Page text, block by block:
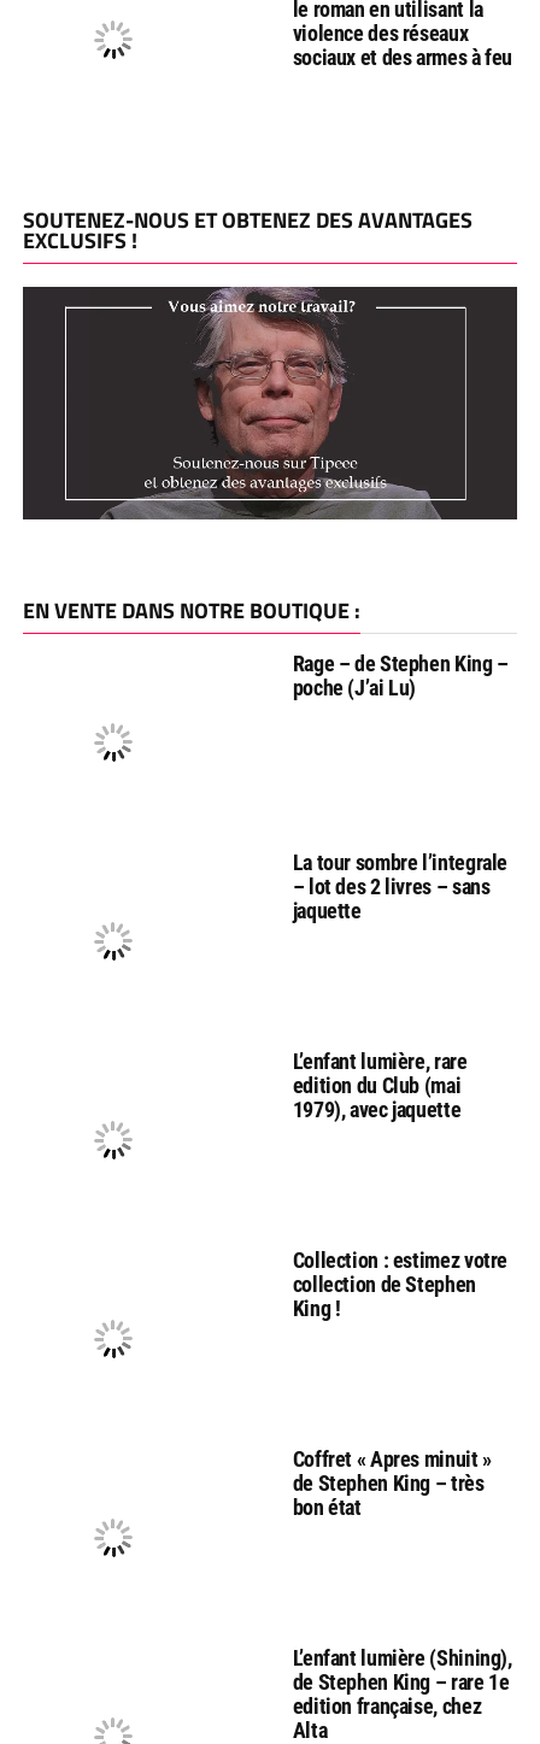
le roman en utilisant la
violence des réseaux
sociaux et des armes à feu
SOUTENEZ-NOUS ET OBTENEZ DES AVANTAGES
EXCLUSIFS !
EN VENTE DANS NOTRE BOUTIQUE :
Rage – de Stephen King –
poche (J’ai Lu)
La tour sombre l’integrale
– lot des 2 livres – sans
jaquette
L’enfant lumière, rare
edition du Club (mai
1979), avec jaquette
Collection : estimez votre
collection de Stephen
King !
Coffret « Apres minuit »
de Stephen King – très
bon état
L’enfant lumière (Shining),
de Stephen King – rare 1e
edition française, chez
Alta